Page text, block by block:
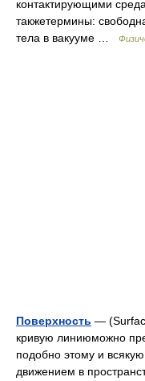
контактирующими
такжетермины:
тела в вакууме …
Поверхность —
кривую линиюможно
подобно этому и
движением в